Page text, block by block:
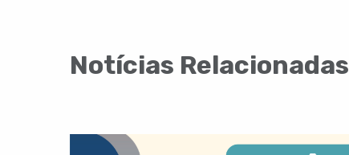
Notícias Relacionadas